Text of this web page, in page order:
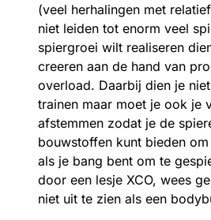
(veel herhalingen met
niet leiden tot enorm veel
spiergroei wilt realiseren
creeren aan de hand van
overload. Daarbij dien je
trainen maar moet je ook je
afstemmen zodat je de
bouwstoffen kunt bieden
als je bang bent om te
door een lesje XCO, wees
niet uit te zien als een